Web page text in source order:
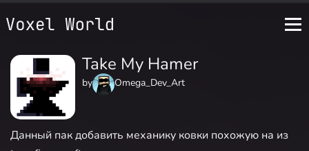
Take My Hamer
by Omega_Dev_Art
Данный пак добавить механику ковки похожую на из